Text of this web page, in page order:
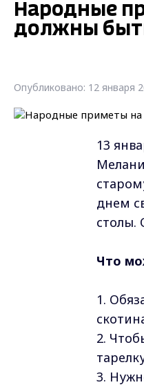
Народные
должны
Опубликовано: 12 января
13
днем
столы.
Что
1.
2.
3.